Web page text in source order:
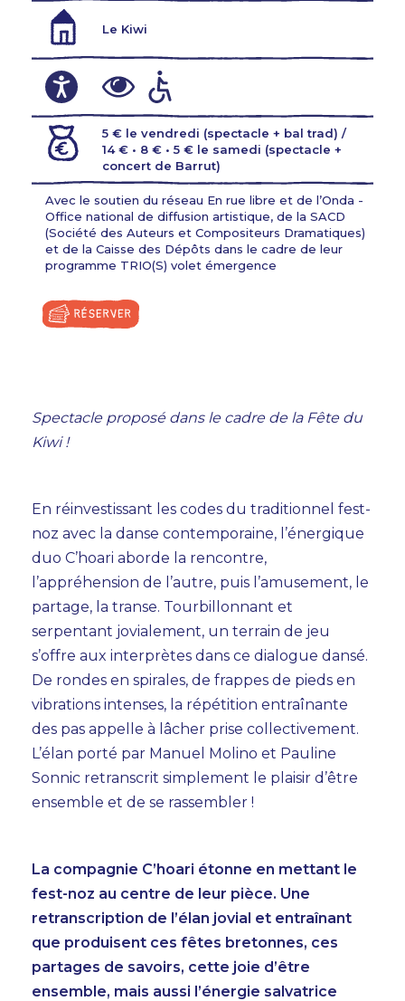
AGENDA
TEMPS FORTS
VOUS + NOUS
BILLETTERIE
Le Kiwi
5 € le vendredi (spectacle + bal trad) /
14 € • 8 € • 5 € le samedi (spectacle +
concert de Barrut)
Avec le soutien du réseau En rue libre et de l’Onda -
Office national de diffusion artistique, de la SACD
(Société des Auteurs et Compositeurs Dramatiques)
et de la Caisse des Dépôts dans le cadre de leur
programme TRIO(S) volet émergence
Spectacle proposé dans le cadre de la Fête du
Kiwi !
En réinvestissant les codes du traditionnel fest-
noz avec la danse contemporaine, l’énergique
duo C’hoari aborde la rencontre,
l’appréhension de l’autre, puis l’amusement, le
partage, la transe. Tourbillonnant et
serpentant jovialement, un terrain de jeu
s’offre aux interprètes dans ce dialogue dansé.
De rondes en spirales, de frappes de pieds en
vibrations intenses, la répétition entraînante
des pas appelle à lâcher prise collectivement.
L’élan porté par Manuel Molino et Pauline
Sonnic retranscrit simplement le plaisir d’être
ensemble et de se rassembler !
La compagnie C’hoari étonne en mettant le
fest-noz au centre de leur pièce. Une
retranscription de l’élan jovial et entraînant
que produisent ces fêtes bretonnes, ces
partages de savoirs, cette joie d’être
ensemble, mais aussi l’énergie salvatrice